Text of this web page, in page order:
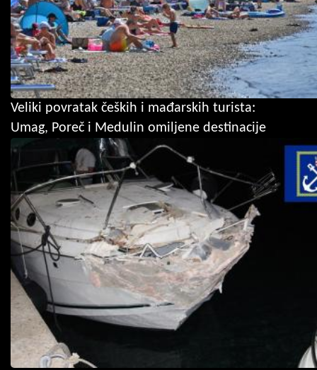
Veliki povratak čeških i mađarskih turista:
Umag, Poreč i Medulin omiljene destinacije